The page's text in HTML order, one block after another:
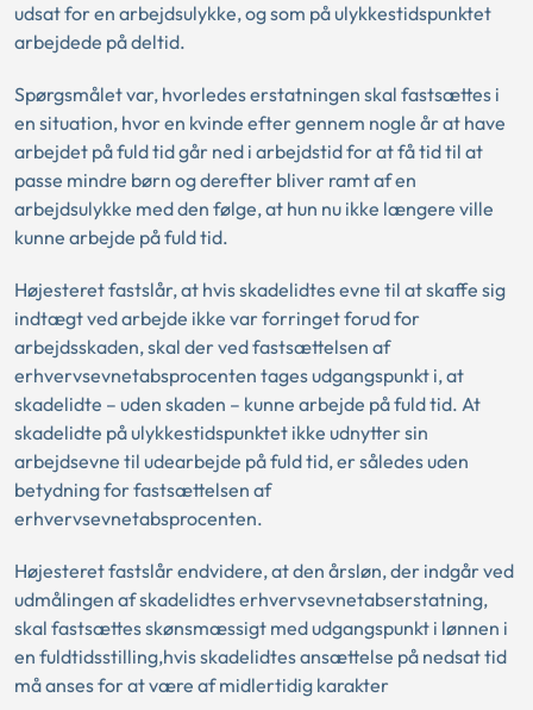
udsat for en arbejdsulykke, og som på ulykkestidspunktet
arbejdede på deltid.
Spørgsmålet var, hvorledes erstatningen skal fastsættes i
en situation, hvor en kvinde efter gennem nogle år at have
arbejdet på fuld tid går ned i arbejdstid for at få tid til at
passe mindre børn og derefter bliver ramt af en
arbejdsulykke med den følge, at hun nu ikke længere ville
kunne arbejde på fuld tid.
Højesteret fastslår, at hvis skadelidtes evne til at skaffe sig
indtægt ved arbejde ikke var forringet forud for
arbejdsskaden, skal der ved fastsættelsen af
erhvervsevnetabsprocenten tages udgangspunkt i, at
skadelidte – uden skaden – kunne arbejde på fuld tid. At
skadelidte på ulykkestidspunktet ikke udnytter sin
arbejdsevne til udearbejde på fuld tid, er således uden
betydning for fastsættelsen af
erhvervsevnetabsprocenten.
Højesteret fastslår endvidere, at den årsløn, der indgår ved
udmålingen af skadelidtes erhvervsevnetabserstatning,
skal fastsættes skønsmæssigt med udgangspunkt i lønnen i
en fuldtidsstilling,hvis skadelidtes ansættelse på nedsat tid
må anses for at være af midlertidig karakter